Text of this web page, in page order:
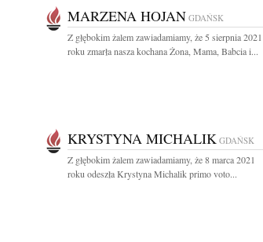
MARZENA HOJAN GDAŃSK
Z głębokim żalem zawiadamiamy, że 5 sierpnia 2021
roku zmarła nasza kochana Żona, Mama, Babcia i...
KRYSTYNA MICHALIK GDAŃSK
Z głębokim żalem zawiadamiamy, że 8 marca 2021
roku odeszła Krystyna Michalik primo voto...